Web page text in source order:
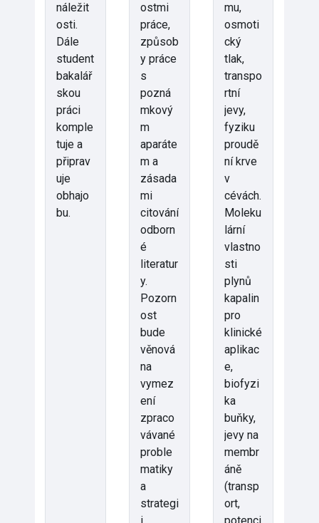
náležit
osti.
Dále
student
bakalář
skou
práci
komple
tuje a
připrav
uje
obhajo
bu.
ostmi
práce,
způsob
y práce
s
pozná
mkový
m
aparáte
m a
zásada
mi
citování
odborn
é
literatur
y.
Pozorn
ost
bude
věnová
na
vymez
ení
zpraco
vávané
proble
matiky
a
strategi
mu,
osmoti
cký
tlak,
transpo
rtní
jevy,
fyziku
proudě
ní krve
v
cévách.
Moleku
lární
vlastno
sti
plynů
kapalin
pro
klinické
aplikac
e,
biofyzi
ka
buňky,
jevy na
membr
áně
(transp
ort,